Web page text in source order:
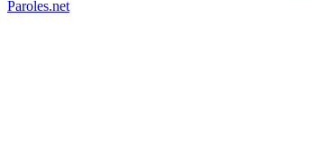
Paroles.net